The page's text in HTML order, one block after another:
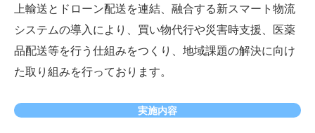
上輸送とドローン配送を連結、融合する新スマート物流
システムの導入により、買い物代行や災害時支援、医薬
品配送等を行う仕組みをつくり、地域課題の解決に向け
た取り組みを行っております。
実施内容